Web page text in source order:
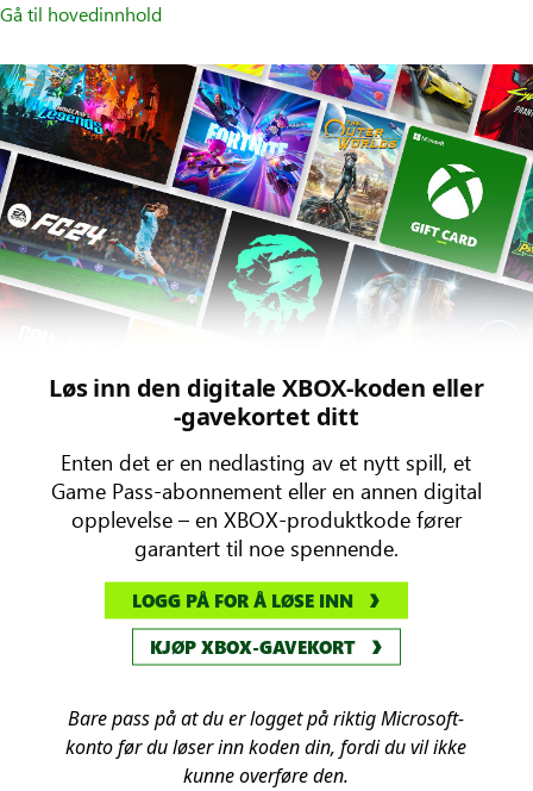
Gå til hovedinnhold
Løs inn den digitale XBOX-koden eller
-gavekortet ditt
Enten det er en nedlasting av et nytt spill, et
Game Pass-abonnement eller en annen digital
opplevelse – en XBOX-produktkode fører
garantert til noe spennende.
LOGG PÅ FOR Å LØSE INN
KJØP XBOX-GAVEKORT
Bare pass på at du er logget på riktig Microsoft-
konto før du løser inn koden din, fordi du vil ikke
kunne overføre den.